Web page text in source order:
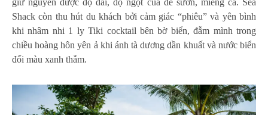
giữ nguyên được độ dai, độ ngọt của dẻ sườn, miếng cá. Sea
Shack còn thu hút du khách bởi cảm giác “phiêu” và yên bình
khi nhâm nhi 1 ly Tiki cocktail bên bờ biển, đẫm mình trong
chiều hoàng hôn yên ả khi ánh tà dương dần khuất và nước biển
đổi màu xanh thẫm.